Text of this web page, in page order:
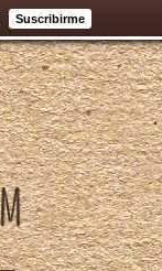
Suscribirme